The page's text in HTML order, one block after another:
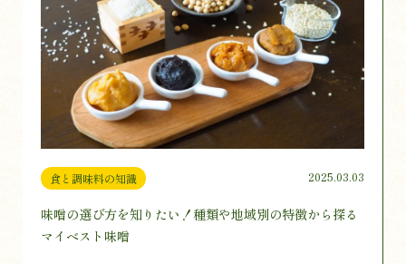
食と調味料の知識 2025.03.03
味噌の選び方を知りたい！種類や地域別の特徴から探る
マイベスト味噌